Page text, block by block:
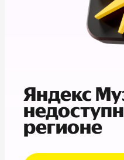
Яндекс
регионе